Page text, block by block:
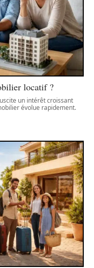
locatif ?
un intérêt croissant
évolue rapidement.